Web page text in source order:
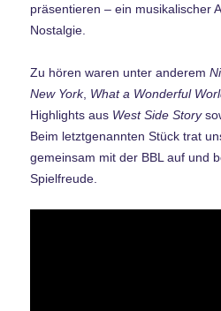
präsentieren – ein musikalischer
Nostalgie.
Zu hören waren unter anderem
New York, What a Wonderful
Highlights aus West Side Story
Beim letztgenannten Stück trat
gemeinsam mit der BBL auf und
Spielfreude.